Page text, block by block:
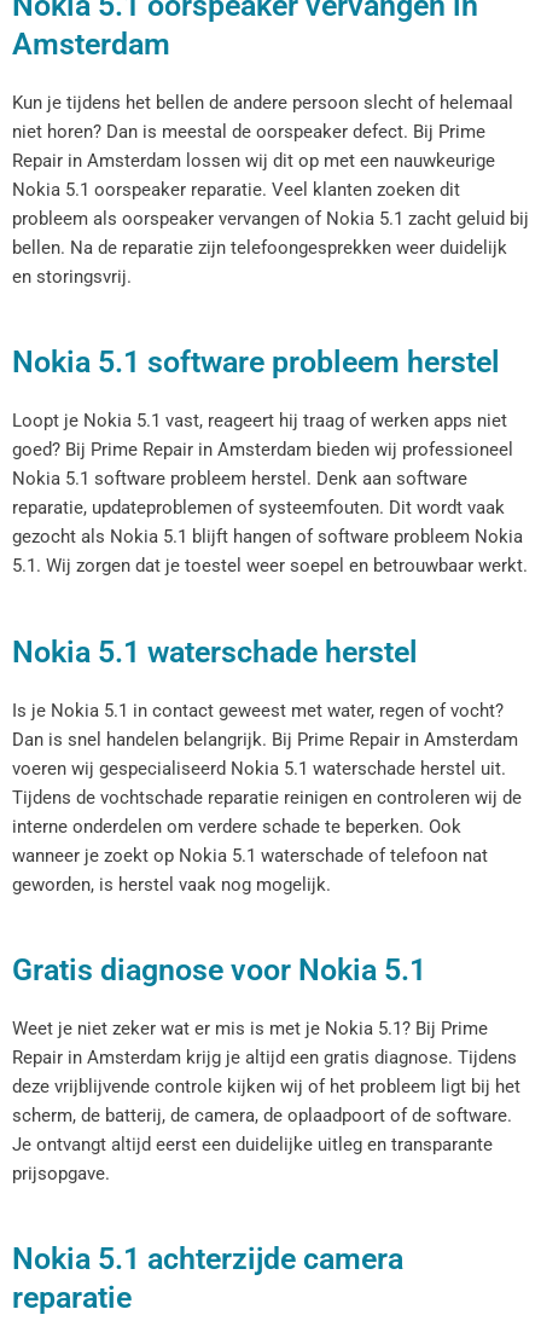
Amsterdam
Kun je tijdens het bellen de andere persoon slecht of helemaal
niet horen? Dan is meestal de oorspeaker defect. Bij Prime
Repair in Amsterdam lossen wij dit op met een nauwkeurige
Nokia 5.1 oorspeaker reparatie. Veel klanten zoeken dit
probleem als oorspeaker vervangen of Nokia 5.1 zacht geluid bij
bellen. Na de reparatie zijn telefoongesprekken weer duidelijk
en storingsvrij.
Nokia 5.1 software probleem herstel
Loopt je Nokia 5.1 vast, reageert hij traag of werken apps niet
goed? Bij Prime Repair in Amsterdam bieden wij professioneel
Nokia 5.1 software probleem herstel. Denk aan software
reparatie, updateproblemen of systeemfouten. Dit wordt vaak
gezocht als Nokia 5.1 blijft hangen of software probleem Nokia
5.1. Wij zorgen dat je toestel weer soepel en betrouwbaar werkt.
Nokia 5.1 waterschade herstel
Is je Nokia 5.1 in contact geweest met water, regen of vocht?
Dan is snel handelen belangrijk. Bij Prime Repair in Amsterdam
voeren wij gespecialiseerd Nokia 5.1 waterschade herstel uit.
Tijdens de vochtschade reparatie reinigen en controleren wij de
interne onderdelen om verdere schade te beperken. Ook
wanneer je zoekt op Nokia 5.1 waterschade of telefoon nat
geworden, is herstel vaak nog mogelijk.
Gratis diagnose voor Nokia 5.1
Weet je niet zeker wat er mis is met je Nokia 5.1? Bij Prime
Repair in Amsterdam krijg je altijd een gratis diagnose. Tijdens
deze vrijblijvende controle kijken wij of het probleem ligt bij het
scherm, de batterij, de camera, de oplaadpoort of de software.
Je ontvangt altijd eerst een duidelijke uitleg en transparante
prijsopgave.
Nokia 5.1 achterzijde camera
reparatie